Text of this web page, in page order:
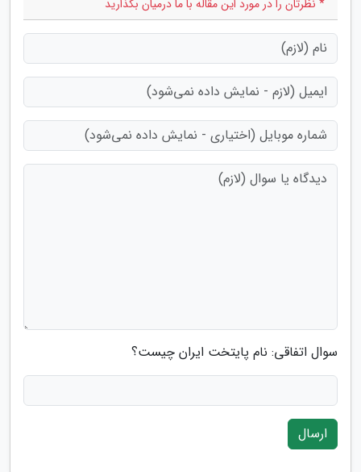
* نظرتان را در مورد این مقاله با ما درمیان بگذارید
سوال اتفاقی: نام پایتخت ایران چیست؟
ارسال